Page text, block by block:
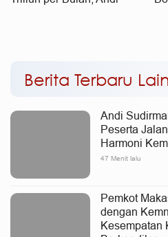
Berita Terbaru
Andi
Peserta
Harmoni
47 Menit lalu
Pemkot
dengan
Kesempatan